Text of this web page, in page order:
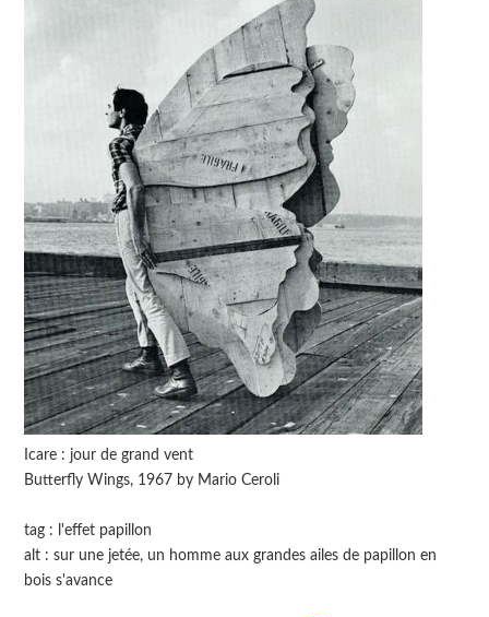
Icare : jour de grand vent
Butterfly Wings, 1967 by Mario Ceroli
tag : l'effet papillon
alt : sur une jetée, un homme aux grandes ailes de papillon en
bois s'avance